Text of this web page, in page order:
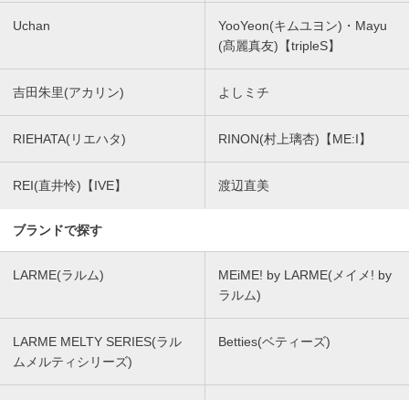
Uchan
YooYeon(キムユヨン)・Mayu
(髙麗真友)【tripleS】
吉田朱里(アカリン) よしミチ
RIEHATA(リエハタ) RINON(村上璃杏)【ME:I】
REI(直井怜)【IVE】 渡辺直美
ブランドで探す
LARME(ラルム)
MEiME! by LARME(メイメ! by
ラルム)
LARME MELTY SERIES(ラル
ムメルティシリーズ)
Betties(ベティーズ)